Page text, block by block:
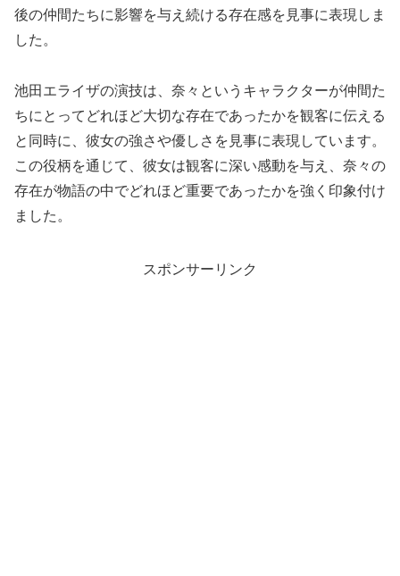
後の仲間たちに影響を与え続ける存在感を見事に表現しま
した。
池田エライザの演技は、奈々というキャラクターが仲間た
ちにとってどれほど大切な存在であったかを観客に伝える
と同時に、彼女の強さや優しさを見事に表現しています。
この役柄を通じて、彼女は観客に深い感動を与え、奈々の
存在が物語の中でどれほど重要であったかを強く印象付け
ました。
スポンサーリンク